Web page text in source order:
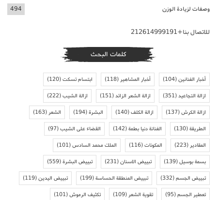
وصفات لزيادة الوزن 494
للاتصال بنا+212614999191
كلمات البحث
أخبار الفنانين(104) أخبار المشاهير(118) ابتسام تسكت(120)
ازالة التجاعيد(351) ازالة الشعر الزائد(151) ازالة الشيب(222)
ازالة الكرش(137) ازالة الكلف(140) البشرة(194) الشعر(163)
الطريقة(130) الفنانة دنيا بطمة(142) القضاء على الشيب(97)
المقادير(223) المكونات(116) الملك محمد السادس(101)
بسمة بوسيل(139) تبييض الاسنان(231) تبييض البشرة(559)
تبييض الجسم(332) تبييض المنطقة الحساسة(199) تبييض اليدين(119)
تعطير الجسم(95) تقوية الشعر(109) تكثيف الرموش(101)